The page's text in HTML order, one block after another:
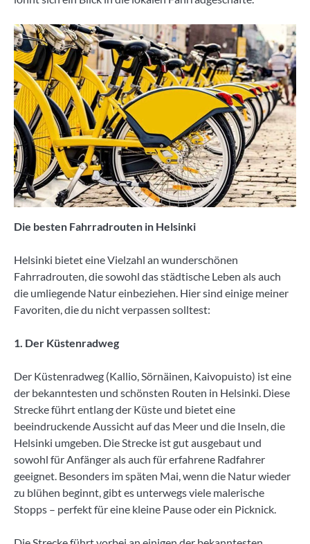
Die besten Fahrradrouten in Helsinki
Helsinki bietet eine Vielzahl an wunderschönen
Fahrradrouten, die sowohl das städtische Leben als auch
die umliegende Natur einbeziehen. Hier sind einige meiner
Favoriten, die du nicht verpassen solltest:
1. Der Küstenradweg
Der Küstenradweg (Kallio, Sörnäinen, Kaivopuisto) ist eine
der bekanntesten und schönsten Routen in Helsinki. Diese
Strecke führt entlang der Küste und bietet eine
beeindruckende Aussicht auf das Meer und die Inseln, die
Helsinki umgeben. Die Strecke ist gut ausgebaut und
sowohl für Anfänger als auch für erfahrene Radfahrer
geeignet. Besonders im späten Mai, wenn die Natur wieder
zu blühen beginnt, gibt es unterwegs viele malerische
Stopps – perfekt für eine kleine Pause oder ein Picknick.